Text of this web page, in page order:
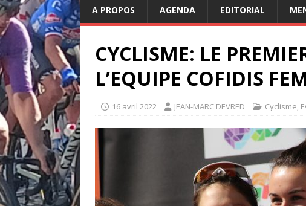
A PROPOS AGENDA EDITORIAL
CYCLISME: LE
L’EQUIPE COFIDIS
16 avril 2022 JEAN-MARC DEVRED Cyclisme,